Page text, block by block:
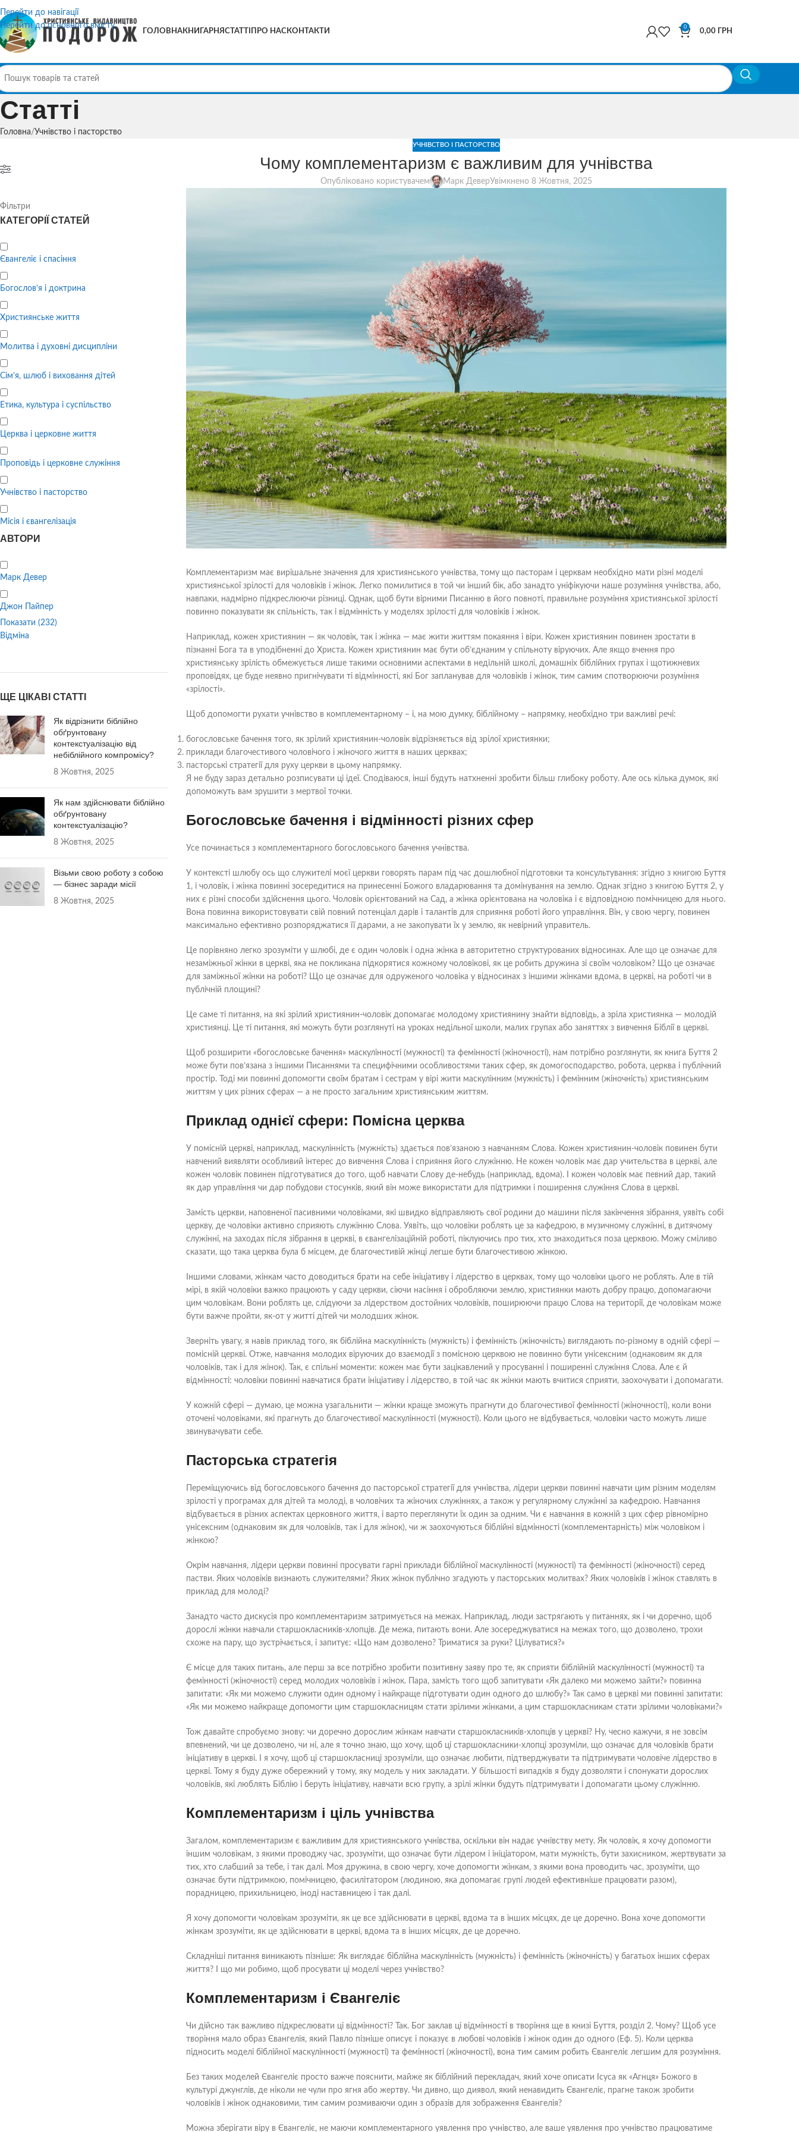
Перейти до навігації
Перейти до основного вмісту
ГОЛОВНАКНИГАРНЯ СТАТТІ ПРО НАСКОНТАКТИ
0
0,00 ГРН
Статті
Головна Учнівство і пасторство
Фільтри
КАТЕГОРІЇ СТАТЕЙ
Євангеліє і спасіння
Богослов’я і доктрина
Християнське життя
Молитва і духовні дисципліни
Сім’я, шлюб і виховання дітей
Етика, культура і суспільство
Церква і церковне життя
Проповідь і церковне служіння
Учнівство і пасторство
Місія і євангелізація
АВТОРИ
Марк Девер
Джон Пайпер
Показати (232)
Відміна
ЩЕ ЦІКАВІ СТАТТІ
Як відрізнити біблійно
обґрунтовану
контекстуалізацію від
небіблійного компромісу?
8 Жовтня, 2025
Як нам здійснювати біблійно
обґрунтовану
контекстуалізацію?
8 Жовтня, 2025
Візьми свою роботу з собою
— бізнес заради місії
8 Жовтня, 2025
УЧНІВСТВО І ПАСТОРСТВО
Чому комплементаризм є важливим для учнівства
Опубліковано користувачем Марк ДеверУвімкнено 8 Жовтня, 2025
Комплементаризм має вирішальне значення для християнського учнівства, тому що пасторам і церквам необхідно мати різні моделі
християнської зрілості для чоловіків і жінок. Легко помилитися в той чи інший бік, або занадто уніфікуючи наше розуміння учнівства, або,
навпаки, надмірно підкреслюючи різниці. Однак, щоб бути вірними Писанню в його повноті, правильне розуміння християнської зрілості
повинно показувати як спільність, так і відмінність у моделях зрілості для чоловіків і жінок.
Наприклад, кожен християнин — як чоловік, так і жінка — має жити життям покаяння і віри. Кожен християнин повинен зростати в
пізнанні Бога та в уподібненні до Христа. Кожен християнин має бути об’єднаним у спільноту віруючих. Але якщо вчення про
християнську зрілість обмежується лише такими основними аспектами в недільній школі, домашніх біблійних групах і щотижневих
проповідях, це буде неявно пригнічувати ті відмінності, які Бог запланував для чоловіків і жінок, тим самим спотворюючи розуміння
«зрілості».
Щоб допомогти рухати учнівство в комплементарному – і, на мою думку, біблійному – напрямку, необхідно три важливі речі:
богословське бачення того, як зрілий християнин-чоловік відрізняється від зрілої християнки;
приклади благочестивого чоловічого і жіночого життя в наших церквах;
пасторські стратегії для руху церкви в цьому напрямку.
Я не буду зараз детально розписувати ці ідеї. Сподіваюся, інші будуть натхненні зробити більш глибоку роботу. Але ось кілька думок, які
допоможуть вам зрушити з мертвої точки.
Богословське бачення і відмінності різних сфер
Усе починається з комплементарного богословського бачення учнівства.
У контексті шлюбу ось що служителі моєї церкви говорять парам під час дошлюбної підготовки та консультування: згідно з книгою Буття
1, і чоловік, і жінка повинні зосередитися на принесенні Божого владарювання та домінування на землю. Однак згідно з книгою Буття 2, у
них є різні способи здійснення цього. Чоловік орієнтований на Сад, а жінка орієнтована на чоловіка і є відповідною помічницею для нього.
Вона повинна використовувати свій повний потенціал дарів і талантів для сприяння роботі його управління. Він, у свою чергу, повинен
максимально ефективно розпоряджатися її дарами, а не закопувати їх у землю, як невірний управитель.
Це порівняно легко зрозуміти у шлюбі, де є один чоловік і одна жінка в авторитетно структурованих відносинах. Але що це означає для
незаміжньої жінки в церкві, яка не покликана підкорятися кожному чоловікові, як це робить дружина зі своїм чоловіком? Що це означає
для заміжньої жінки на роботі? Що це означає для одруженого чоловіка у відносинах з іншими жінками вдома, в церкві, на роботі чи в
публічній площині?
Це саме ті питання, на які зрілий християнин-чоловік допомагає молодому християнину знайти відповідь, а зріла християнка — молодій
християнці. Це ті питання, які можуть бути розглянуті на уроках недільної школи, малих групах або заняттях з вивчення Біблії в церкві.
Щоб розширити «богословське бачення» маскулінності (мужності) та фемінності (жіночності), нам потрібно розглянути, як книга Буття 2
може бути пов’язана з іншими Писаннями та специфічними особливостями таких сфер, як домогосподарство, робота, церква і публічний
простір. Тоді ми повинні допомогти своїм братам і сестрам у вірі жити маскулінним (мужність) і фемінним (жіночність) християнським
життям у цих різних сферах — а не просто загальним християнським життям.
Приклад однієї сфери: Помісна церква
У помісній церкві, наприклад, маскулінність (мужність) здається пов’язаною з навчанням Слова. Кожен християнин-чоловік повинен бути
навчений виявляти особливий інтерес до вивчення Слова і сприяння його служінню. Не кожен чоловік має дар учительства в церкві, але
кожен чоловік повинен підготуватися до того, щоб навчати Слову де-небудь (наприклад, вдома). І кожен чоловік має певний дар, такий
як дар управління чи дар побудови стосунків, який він може використати для підтримки і поширення служіння Слова в церкві.
Замість церкви, наповненої пасивними чоловіками, які швидко відправляють свої родини до машини після закінчення зібрання, уявіть собі
церкву, де чоловіки активно сприяють служінню Слова. Уявіть, що чоловіки роблять це за кафедрою, в музичному служінні, в дитячому
служінні, на заходах після зібрання в церкві, в євангелізаційній роботі, піклуючись про тих, хто знаходиться поза церквою. Можу сміливо
сказати, що така церква була б місцем, де благочестивій жінці легше бути благочестивою жінкою.
Іншими словами, жінкам часто доводиться брати на себе ініціативу і лідерство в церквах, тому що чоловіки цього не роблять. Але в тій
мірі, в якій чоловіки важко працюють у саду церкви, сіючи насіння і обробляючи землю, християнки мають добру працю, допомагаючи
цим чоловікам. Вони роблять це, слідуючи за лідерством достойних чоловіків, поширюючи працю Слова на території, де чоловікам може
бути важче пройти, як-от у житті дітей чи молодших жінок.
Зверніть увагу, я навів приклад того, як біблійна маскулінність (мужність) і фемінність (жіночність) виглядають по-різному в одній сфері —
помісній церкві. Отже, навчання молодих віруючих до взаємодії з помісною церквою не повинно бути унісексним (однаковим як для
чоловіків, так і для жінок). Так, є спільні моменти: кожен має бути зацікавлений у просуванні і поширенні служіння Слова. Але є й
відмінності: чоловіки повинні навчатися брати ініціативу і лідерство, в той час як жінки мають вчитися сприяти, заохочувати і допомагати.
У кожній сфері — думаю, це можна узагальнити — жінки краще зможуть прагнути до благочестивої фемінності (жіночності), коли вони
оточені чоловіками, які прагнуть до благочестивої маскулінності (мужності). Коли цього не відбувається, чоловіки часто можуть лише
звинувачувати себе.
Пасторська стратегія
Переміщуючись від богословського бачення до пасторської стратегії для учнівства, лідери церкви повинні навчати цим різним моделям
зрілості у програмах для дітей та молоді, в чоловічих та жіночих служіннях, а також у регулярному служінні за кафедрою. Навчання
відбувається в різних аспектах церковного життя, і варто переглянути їх один за одним. Чи є навчання в кожній з цих сфер рівномірно
унісексним (однаковим як для чоловіків, так і для жінок), чи ж заохочуються біблійні відмінності (комплементарність) між чоловіком і
жінкою?
Окрім навчання, лідери церкви повинні просувати гарні приклади біблійної маскулінності (мужності) та фемінності (жіночності) серед
пастви. Яких чоловіків визнають служителями? Яких жінок публічно згадують у пасторських молитвах? Яких чоловіків і жінок ставлять в
приклад для молоді?
Занадто часто дискусія про комплементаризм затримується на межах. Наприклад, люди застрягають у питаннях, як і чи доречно, щоб
дорослі жінки навчали старшокласників-хлопців. Де межа, питають вони. Але зосереджуватися на межах того, що дозволено, трохи
схоже на пару, що зустрічається, і запитує: «Що нам дозволено? Триматися за руки? Цілуватися?»
Є місце для таких питань, але перш за все потрібно зробити позитивну заяву про те, як сприяти біблійній маскулінності (мужності) та
фемінності (жіночності) серед молодих чоловіків і жінок. Пара, замість того щоб запитувати «Як далеко ми можемо зайти?» повинна
запитати: «Як ми можемо служити один одному і найкраще підготувати один одного до шлюбу?» Так само в церкві ми повинні запитати:
«Як ми можемо найкраще допомогти цим старшокласницям стати зрілими жінками, а цим старшокласникам стати зрілими чоловіками?»
Тож давайте спробуємо знову: чи доречно дорослим жінкам навчати старшокласників-хлопців у церкві? Ну, чесно кажучи, я не зовсім
впевнений, чи це дозволено, чи ні, але я точно знаю, що хочу, щоб ці старшокласники-хлопці зрозуміли, що означає для чоловіків брати
ініціативу в церкві. І я хочу, щоб ці старшокласниці зрозуміли, що означає любити, підтверджувати та підтримувати чоловіче лідерство в
церкві. Тому я буду дуже обережний у тому, яку модель у них закладати. У більшості випадків я буду дозволяти і спонукати дорослих
чоловіків, які люблять Біблію і беруть ініціативу, навчати всю групу, а зрілі жінки будуть підтримувати і допомагати цьому служінню.
Комплементаризм і ціль учнівства
Загалом, комплементаризм є важливим для християнського учнівства, оскільки він надає учнівству мету. Як чоловік, я хочу допомогти
іншим чоловікам, з якими проводжу час, зрозуміти, що означає бути лідером і ініціатором, мати мужність, бути захисником, жертвувати за
тих, хто слабший за тебе, і так далі. Моя дружина, в свою чергу, хоче допомогти жінкам, з якими вона проводить час, зрозуміти, що
означає бути підтримкою, помічницею, фасилітатором (людиною, яка допомагає групі людей ефективніше працювати разом),
порадницею, прихильницею, іноді наставницею і так далі.
Я хочу допомогти чоловікам зрозуміти, як це все здійснювати в церкві, вдома та в інших місцях, де це доречно. Вона хоче допомогти
жінкам зрозуміти, як це здійснювати в церкві, вдома та в інших місцях, де це доречно.
Складніші питання виникають пізніше: Як виглядає біблійна маскулінність (мужність) і фемінність (жіночність) у багатьох інших сферах
життя? І що ми робимо, щоб просувати ці моделі через учнівство?
Комплементаризм і Євангеліє
Чи дійсно так важливо підкреслювати ці відмінності? Так. Бог заклав ці відмінності в творіння ще в книзі Буття, розділ 2. Чому? Щоб усе
творіння мало образ Євангелія, який Павло пізніше описує і показує в любові чоловіків і жінок один до одного (Еф. 5). Коли церква
підносить моделі біблійної маскулінності (мужності) та фемінності (жіночності), вона тим самим робить Євангеліє легшим для розуміння.
Без таких моделей Євангеліє просто важче пояснити, майже як біблійний перекладач, який хоче описати Ісуса як «Агнця» Божого в
культурі джунглів, де ніколи не чули про ягня або жертву. Чи дивно, що диявол, який ненавидить Євангеліє, прагне також зробити
чоловіків і жінок однаковими, тим самим розмиваючи один з образів для зображення Євангелія?
Можна зберігати віру в Євангеліє, не маючи комплементарного уявлення про учнівство, але ваше уявлення про учнівство працюватиме